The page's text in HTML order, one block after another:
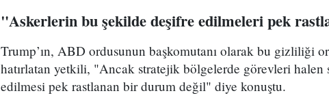
"Askerlerin bu şekilde deşifre edilmeleri pek
Trump’ın, ABD ordusunun başkomutanı olarak bu gizliliği
hatırlatan yetkili, "Ancak stratejik bölgelerde görevleri halen
edilmesi pek rastlanan bir durum değil" diye konuştu.